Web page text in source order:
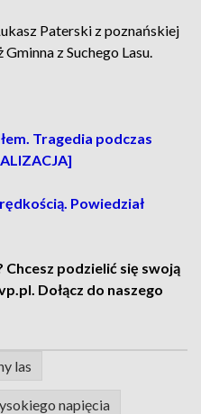
Paterski z poznańskiej
z Suchego Lasu.
Tragedia podczas
Powiedział
Chcesz podzielić się swoją
Dołącz do naszego
las
napięcia